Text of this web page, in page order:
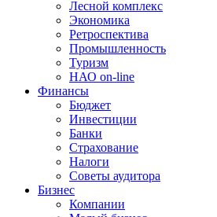
Лесной комплекс
Экономика
Ретроспектива
Промышленность
Туризм
НАО on-line
Финансы
Бюджет
Инвестиции
Банки
Страхование
Налоги
Советы аудитора
Бизнес
Компании